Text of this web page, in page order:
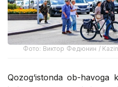
Фото: Виктор Федюнин /
Qozog‘istonda ob-havoga